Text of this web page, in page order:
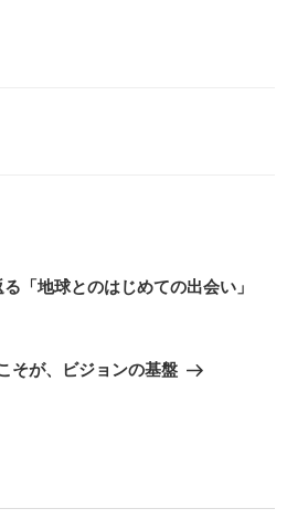
「地球とのはじめての出会い」
そが、ビジョンの基盤